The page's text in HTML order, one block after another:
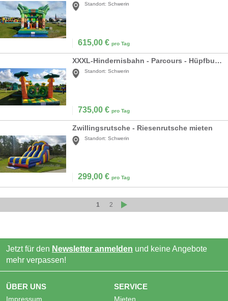
Standort: Schwerin
615,00 € pro Tag
XXXL-Hindernisbahn - Parcours - Hüpfburg mieten
Standort: Schwerin
735,00 € pro Tag
Zwillingsrutsche - Riesenrutsche mieten
Standort: Schwerin
299,00 € pro Tag
1 2
Jetzt für den Newsletter anmelden und keine Angebote
mehr verpassen!
ÜBER UNS
Impressum
SERVICE
Mieten